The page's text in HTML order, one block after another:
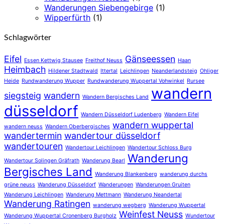
Wanderungen Siebengebirge (1)
Wipperfürth (1)
Schlagwörter
Eifel Essen Kettwig Stausee Freithof Neuss Gänseessen Haan
Heimbach Hildener Stadtwald Ittertal Leichlingen Neanderlandsteig Ohliger
Heide Rundwanderung Wupper Rundwanderung Wuppertal Vohwinkel Rursee
siegsteig wandern Wandern Bergisches Land wandern
düsseldorf Wandern Düsseldorf Ludenberg Wandern Eifel
wandern neuss Wandern Oberbergisches wandern wuppertal
wandertermin wandertour düsseldorf
wandertouren Wandertour Leichlingen Wandertour Schloss Burg
Wandertour Solingen Gräfrath Wanderung Bearl Wanderung
Bergisches Land Wanderung Blankenberg wanderung durchs
grüne neuss Wanderung Düsseldorf Wanderungen Wanderungen Gruiten
Wanderung Leichlingen Wanderung Mettmann Wanderung Neandertal
Wanderung Ratingen wanderung wegberg Wanderung Wuppertal
Wanderung Wuppertal Cronenberg Burgholz Weinfest Neuss Wundertour